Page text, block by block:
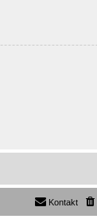
Kontakt